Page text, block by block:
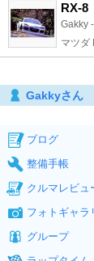
RX-
Gakky
マツダ
Gakkyさん
ブログ
整備手帳
クルマレビュ
フォトギャラ
グループ